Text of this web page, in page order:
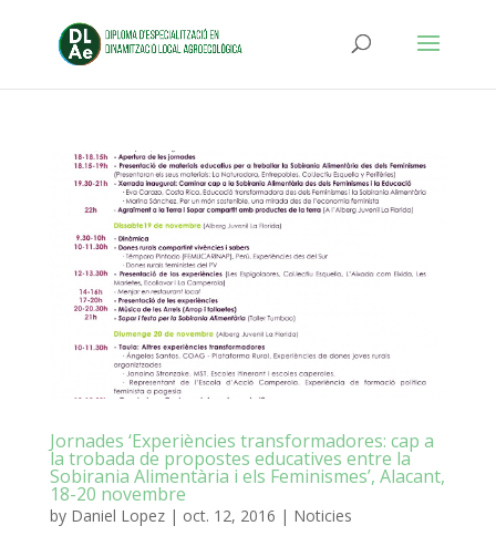
Jornades ‘Experiències transformadores: cap a
la trobada de propostes educatives entre la
Sobirania Alimentària i els Feminismes’, Alacant,
18-20 novembre
by Daniel Lopez| oct. 12, 2016 | Noticies